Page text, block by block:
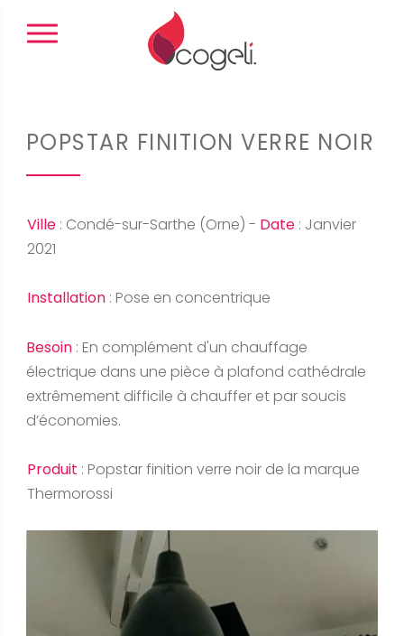
Panneau de gestion des cookies
POPSTAR FINITION VERRE NOIR
Ville : Condé-sur-Sarthe (Orne) - Date : Janvier
2021
Installation : Pose en concentrique
Besoin : En complément d'un chauffage
électrique dans une pièce à plafond cathédrale
extrêmement difficile à chauffer et par soucis
d’économies.
Produit : Popstar finition verre noir de la marque
Thermorossi